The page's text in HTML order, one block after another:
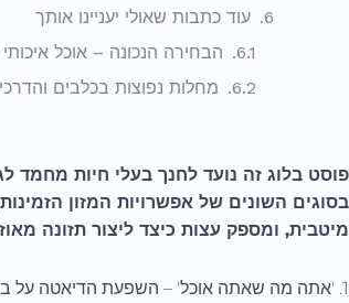
עוד כתבות שאולי יעניינו אותך
הבחירה הנכונה – אוכל
מחלות נפוצות בכלבים
פוסט בלוג זה נועד לחנך בעלי חיות מחמד
בסוגים השונים של אפשרויות המזון
מיטבית, ומספק עצות כיצד ליצור תזונה
1. 'אתה מה שאתה אוכל' – השפעת הדיאטה על בריאות הכלב שלך